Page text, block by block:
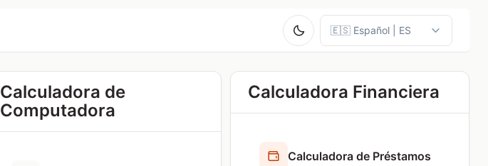
Calculadora de
Computadora
Calculadora Financiera
Calculadora de Préstamos